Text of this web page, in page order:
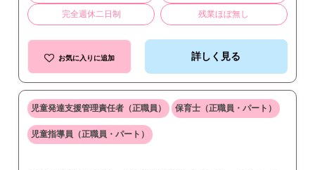
完全週休二日制 残業ほぼ無し
お気に入りに追加 詳しく見る
児童発達支援管理責任者（正職員） 保育士（正職員・パート）
児童指導員（正職員・パート）